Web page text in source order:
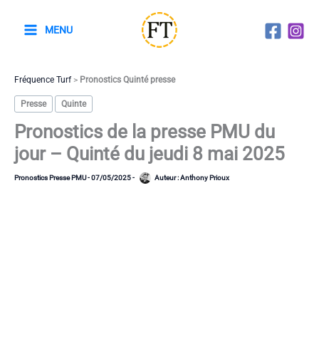
MENU
Fréquence Turf> Pronostics Quinté presse
Presse Quinte
Pronostics de la presse PMU du
jour – Quinté du jeudi 8 mai 2025
Pronostics Presse PMU-07/05/2025- Auteur :Anthony Prioux